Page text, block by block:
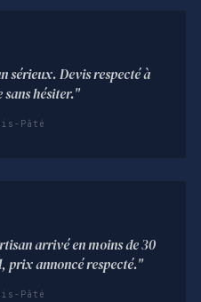
sérieux. Devis respecté à
hésiter."
Pâté
arrivé en moins de 30
prix annoncé respecté."
Pâté